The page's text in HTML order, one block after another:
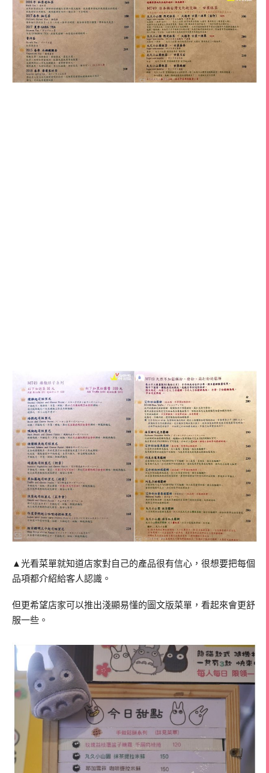
▲光看菜單就知道店家對自己的產品很有信心，很想要把每個
品項都介紹給客人認識。
但更希望店家可以推出淺顯易懂的圖文版菜單，看起來會更舒
服一些。